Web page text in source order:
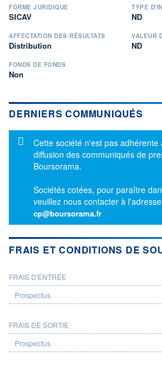
FORME JURIDIQUE
SICAV
TYPE
ND
AFFECTATION DES RÉSULTATS
Distribution
VALEUR
ND
FONDS DE FONDS
Non
DERNIERS COMMUNIQUÉS
Message d'information
Cette société n'est pas adhérente
diffusion des communiqués de
Boursorama.
Sociétés cotées, pour paraître
veuillez nous contacter à
cp@boursorama.fr
FRAIS ET CONDITIONS DE
PROSPECTUS
FRAIS D'ENTRÉE
FRAIS DE SORTIE